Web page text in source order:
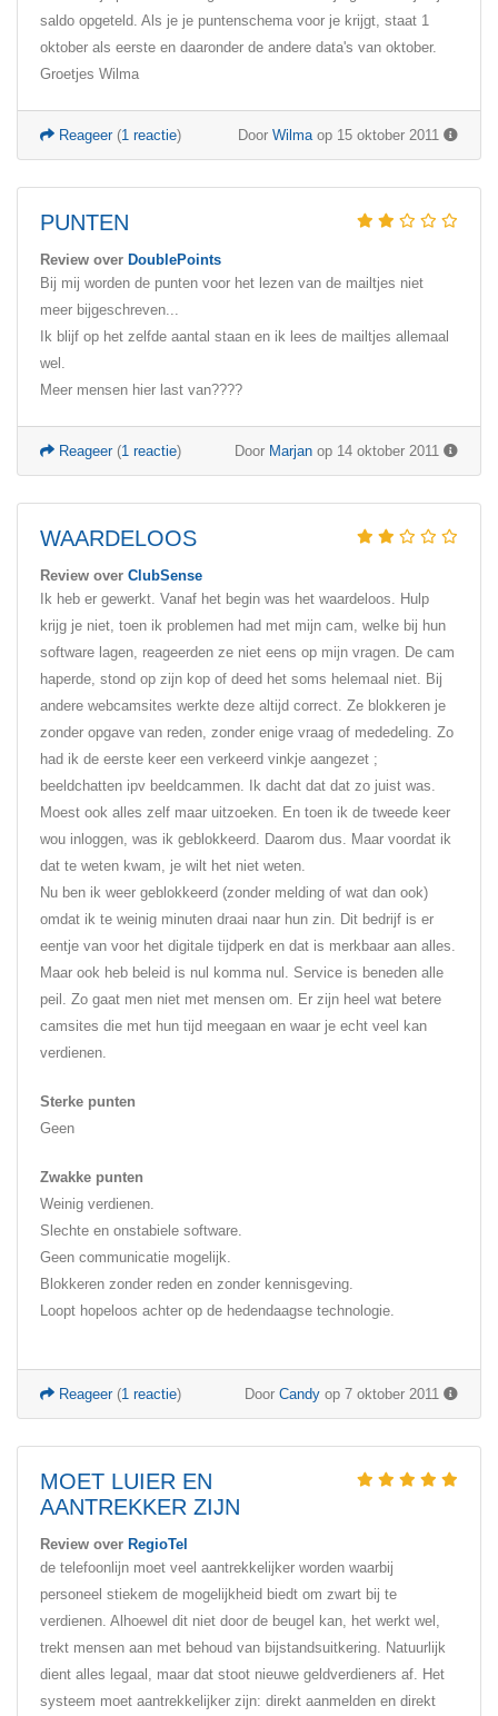
saldo opgeteld. Als je je puntenschema voor je krijgt, staat 1
oktober als eerste en daaronder de andere data's van oktober.
Groetjes Wilma
Door Wilma op 15 oktober 2011
Reageer(1 reactie)
PUNTEN
Review over DoublePoints
Bij mij worden de punten voor het lezen van de mailtjes niet
meer bijgeschreven...
Ik blijf op het zelfde aantal staan en ik lees de mailtjes allemaal
wel.
Meer mensen hier last van????
Door Marjan op 14 oktober 2011
Reageer(1 reactie)
WAARDELOOS
Review over ClubSense
Ik heb er gewerkt. Vanaf het begin was het waardeloos. Hulp
krijg je niet, toen ik problemen had met mijn cam, welke bij hun
software lagen, reageerden ze niet eens op mijn vragen. De cam
haperde, stond op zijn kop of deed het soms helemaal niet. Bij
andere webcamsites werkte deze altijd correct. Ze blokkeren je
zonder opgave van reden, zonder enige vraag of mededeling. Zo
had ik de eerste keer een verkeerd vinkje aangezet ;
beeldchatten ipv beeldcammen. Ik dacht dat dat zo juist was.
Moest ook alles zelf maar uitzoeken. En toen ik de tweede keer
wou inloggen, was ik geblokkeerd. Daarom dus. Maar voordat ik
dat te weten kwam, je wilt het niet weten.
Nu ben ik weer geblokkeerd (zonder melding of wat dan ook)
omdat ik te weinig minuten draai naar hun zin. Dit bedrijf is er
eentje van voor het digitale tijdperk en dat is merkbaar aan alles.
Maar ook heb beleid is nul komma nul. Service is beneden alle
peil. Zo gaat men niet met mensen om. Er zijn heel wat betere
camsites die met hun tijd meegaan en waar je echt veel kan
verdienen.
Sterke punten
Geen
Zwakke punten
Weinig verdienen.
Slechte en onstabiele software.
Geen communicatie mogelijk.
Blokkeren zonder reden en zonder kennisgeving.
Loopt hopeloos achter op de hedendaagse technologie.
Door Candy op 7 oktober 2011
Reageer(1 reactie)
MOET LUIER EN
AANTREKKER ZIJN
Review over RegioTel
de telefoonlijn moet veel aantrekkelijker worden waarbij
personeel stiekem de mogelijkheid biedt om zwart bij te
verdienen. Alhoewel dit niet door de beugel kan, het werkt wel,
trekt mensen aan met behoud van bijstandsuitkering. Natuurlijk
dient alles legaal, maar dat stoot nieuwe geldverdieners af. Het
systeem moet aantrekkelijker zijn: direkt aanmelden en direkt